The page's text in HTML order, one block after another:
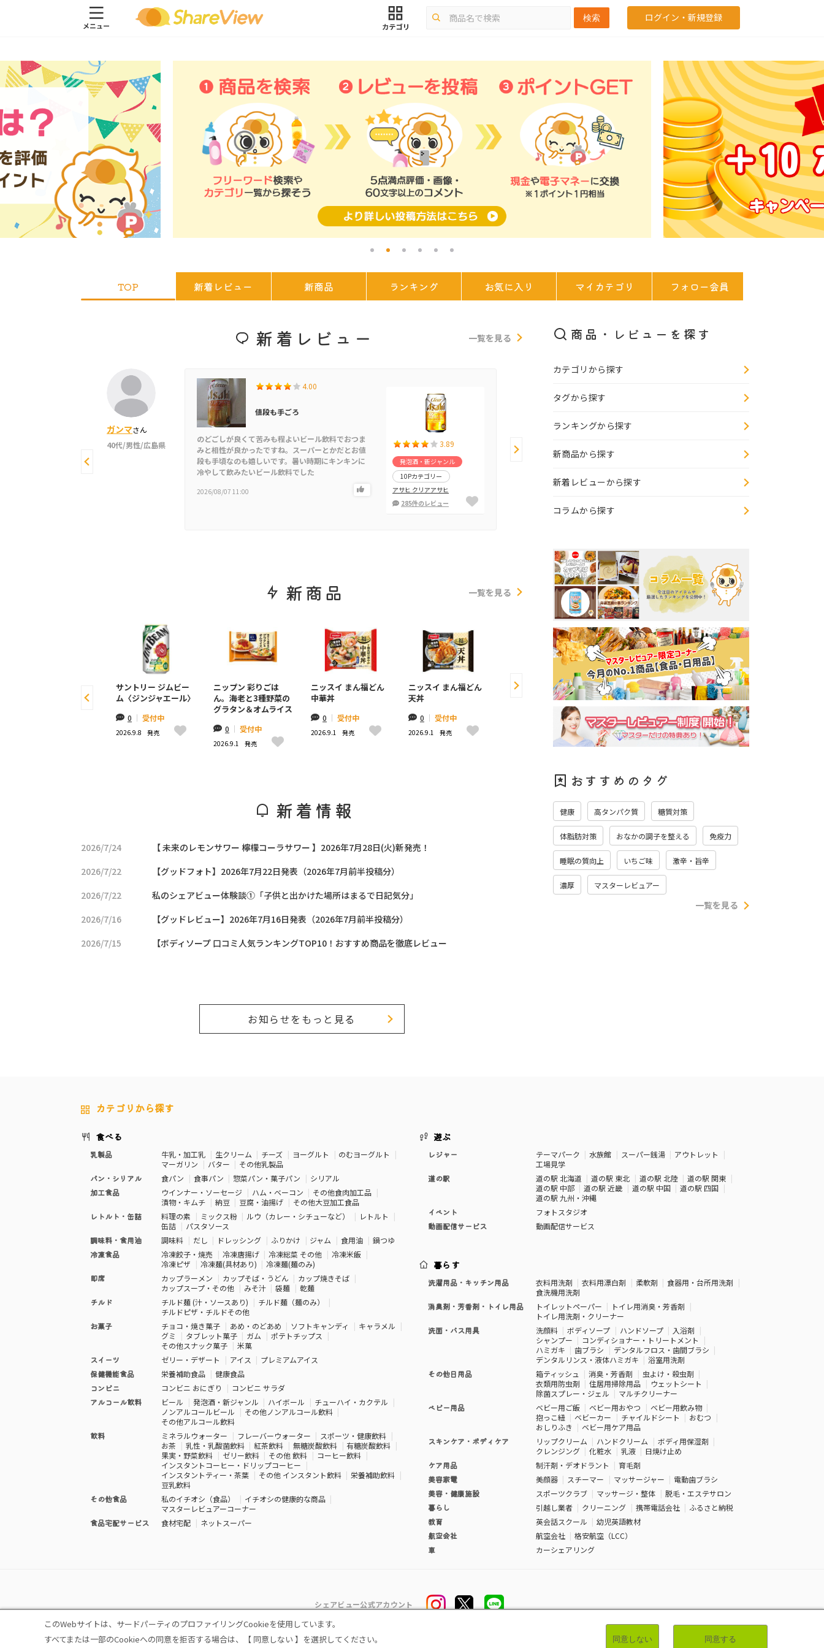
検索 ログイン・新規登録
TOP 新着レビュー 新商品 ランキング お気に入り マイカテゴリ フォロー会員
新着レビュー 一覧を見る
ガンマさん
40代/男性/広島県
4.00
値段も手ごろ
のどごしが良くて苦みも程よいビール飲料でおつま
みと相性が良かったですね。スーパーとかだとお値
段も手頃なのも嬉しいです。暑い時期にキンキンに
冷やして飲みたいビール飲料でした
2026/08/07 11:00
3.89
発泡酒・新ジャンル
10Pカテゴリー
アサヒ クリアアサヒ
285件のレビュー
40代/男性/広島県
ける甘さで美味しかったです。岩塩も入っていてよ
り甘さが引き立てられていました
2026/08/07 10:54
新商品 一覧を見る
サントリー ジムビー
ム〈ジンジャエール〉
0 | 受付中
2026.9.8 発売
ニップン 彩りごは
ん。海老と3種野菜の
グラタン＆オムライス
0 | 受付中
2026.9.1 発売
ニッスイ まん福どん
中華丼
0 | 受付中
2026.9.1 発売
ニッスイ まん福どん
天丼
0 | 受付中
2026.9.1 発売
ギンビス 白いたべっ
子どうぶつ モンブラ
クラシエ マー＆ミー
トリートメント ボデ
ィミルクローション
0 | 受付中
2026.8.28
カゴメ 野菜生活100
贅沢仕立てのぶどう
ミックス
0 | 受付中
2026.8.25 発売
新着情報
2026/7/24
【 未来のレモンサワー 檸檬コーラサワー 】2026年7月28日(火)新発売！
2026/7/22
【グッドフォト】2026年7月22日発表（2026年7月前半投稿分）
2026/7/22
私のシェアビュー体験談①「子供と出かけた場所はまるで日記気分」
2026/7/16
【グッドレビュー】2026年7月16日発表（2026年7月前半投稿分）
2026/7/15
【ボディソープ 口コミ人気ランキングTOP10！おすすめ商品を徹底レビュー
お知らせをもっと見る
商品・レビューを探す
カテゴリから探す
タグから探す
ランキングから探す
新商品から探す
新着レビューから探す
コラムから探す
おすすめのタグ
健康 高タンパク質 糖質対策
体脂肪対策 おなかの調子を整える 免疫力
睡眠の質向上 いちご味 激辛・旨辛
濃厚 マスターレビュアー
一覧を見る
カテゴリから探す
食べる
乳製品 牛乳・加工乳 生クリーム チーズ ヨーグルト
のむヨーグルト
マーガリン
バター
その他乳製品
パン・シリアル
食パン 食事パン 惣菜パン・菓子パン
シリアル
加工食品
ウインナー・ソーセージ ハム・ベーコン
その他食肉加工品
漬物・キムチ
納豆 豆腐・油揚げ
その他大豆加工食品
レトルト・缶詰
料理の素 ミックス粉 ルウ（カレー・シチューなど）
レトルト
缶詰
パスタソース
調味料・食用油
調味料 だし ドレッシング ふりかけ ジャム 食用油
鍋つゆ
冷凍食品
冷凍餃子・焼売 冷凍唐揚げ 冷凍総菜 その他
冷凍米飯
冷凍ピザ
冷凍麺(具材あり)
冷凍麺(麺のみ)
即席
カップラーメン カップそば・うどん
カップ焼きそば
カップスープ・その他
みそ汁 袋麺
乾麺
チルド
チルド麺 (汁・ソースあり)
チルド麺（麺のみ）
チルドピザ・チルドその他
お菓子
チョコ・焼き菓子 あめ・のどあめ ソフトキャンディ
キャラメル
グミ
タブレット菓子 ガム
ポテトチップス
その他スナック菓子
米菓
スイーツ
ゼリー・デザート アイス
プレミアムアイス
保健機能食品
栄養補助食品
健康食品
コンビニ
コンビニ おにぎり
コンビニ サラダ
アルコール飲料
ビール 発泡酒・新ジャンル ハイボール
チューハイ・カクテル
ノンアルコールビール
その他ノンアルコール飲料
その他アルコール飲料
飲料
ミネラルウォーター フレーバーウォーター
スポーツ・健康飲料
お茶
乳性・乳酸菌飲料 紅茶飲料 無糖炭酸飲料
有糖炭酸飲料
果実・野菜飲料
ゼリー飲料 その他 飲料
コーヒー飲料
インスタントコーヒー・ドリップコーヒー
インスタントティー・茶葉
その他 インスタント飲料
栄養補助飲料
豆乳飲料
その他食品
私のイチオシ（食品）
イチオシの健康的な商品
マスターレビュアーコーナー
食品宅配サービス
食材宅配 ネットスーパー
遊ぶ
レジャー テーマパーク 水族館 スーパー銭湯
アウトレット
工場見学
道の駅
道の駅 北海道 道の駅 東北 道の駅 北陸
道の駅 関東
道の駅 中部
道の駅 近畿 道の駅 中国
道の駅 四国
道の駅 九州・沖縄
イベント
フォトスタジオ
動画配信サービス
動画配信サービス
暮らす
洗濯用品・キッチン用品 衣料用洗剤 衣料用漂白剤 柔軟剤
食器用・台所用洗剤
食洗機用洗剤
消臭剤・芳香剤・トイレ用品
トイレットペーパー
トイレ用消臭・芳香剤
トイレ用洗剤・クリーナー
洗面・バス用具
洗顔料 ボディソープ ハンドソープ
入浴剤
シャンプー
コンディショナー・トリートメント
ハミガキ
歯ブラシ
デンタルフロス・歯間ブラシ
デンタルリンス・液体ハミガキ
浴室用洗剤
その他日用品
箱ティッシュ 消臭・芳香剤
虫よけ・殺虫剤
衣類用防虫剤
住居用掃除用品
ウェットシート
除菌スプレー・ジェル
マルチクリーナー
ベビー用品
ベビー用ご飯 ベビー用おやつ
ベビー用飲み物
抱っこ紐
ベビーカー チャイルドシート
おむつ
おしりふき
ベビー用ケア用品
スキンケア・ボディケア
リップクリーム ハンドクリーム
ボディ用保湿剤
クレンジング
化粧水 乳液
日焼け止め
ケア用品
制汗剤・デオドラント
育毛剤
美容家電
美顔器 スチーマー マッサージャー
電動歯ブラシ
美容・健康施設
スポーツクラブ マッサージ・整体
脱毛・エステサロン
暮らし
引越し業者 クリーニング 携帯電話会社
ふるさと納税
教育
英会話スクール
幼児英語教材
航空会社
航空会社
格安航空（LCC）
車
カーシェアリング
シェアビュー公式アカウント
利用規約
このWebサイトは、サードパーティのプロファイリングCookieを使用しています。
すべてまたは一部のCookieへの同意を拒否する場合は、【 同意しない 】を選択してください。
同意しない 同意する